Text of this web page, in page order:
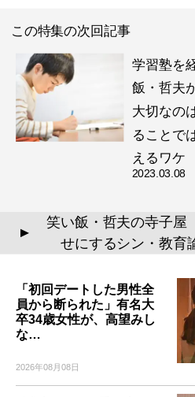
この特集の次回記事
学習塾を
飯・哲夫
大切なの
ることで
えるワケ
2023.03.08
▲
笑い飯・哲夫の寺子
せにするシン・教育
「初回デートした男性全
員から断られた」有名大
卒34歳女性が、高望みし
な…
2026年08月08日